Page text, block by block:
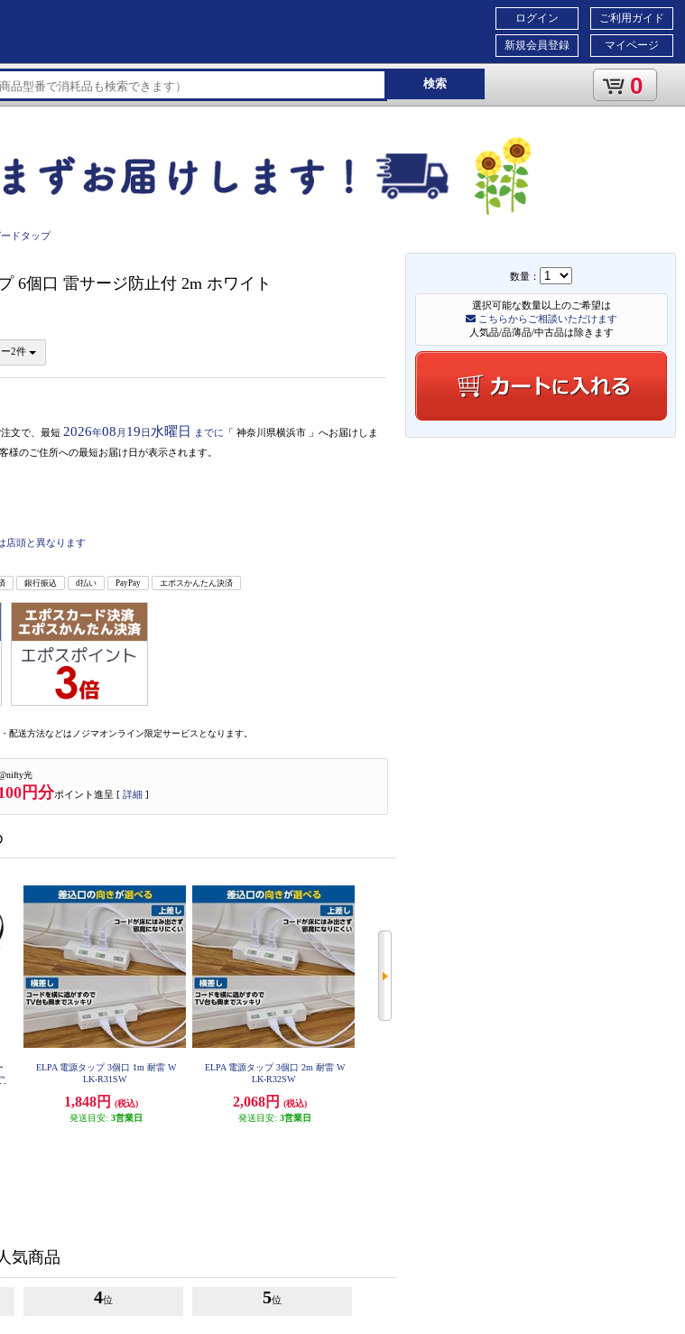
ご利用ガイド
マイページ
ログイン
新規会員登録
検索 0
ドタップ
数量：
選択可能な数量以上のご希望は
こちらからご相談いただけます
人気品/品薄品/中古品は除きます
6個口 雷サージ防止付 2m ホワイト
2件
文で、最短 2026年08 月 19日 水曜日 までに 「 神奈川県横浜市 」 へお届けしま
様のご住所への最短お届け日が表示されます。
店頭と異なります
銀行振込 d払い PayPay エポスかんたん決済
配送方法などはノジマオンライン限定サービスとなります。
光
円分ポイント進呈 [ 詳細 ]
ELPA 電源タップ 3個口 1m 耐雷 W
LK-R31SW
1,848円
(税込)
発送目安: 3営業日
ELPA 電源タップ 3個口 2m 耐雷 W
LK-R32SW
2,068円
(税込)
発送目安: 3営業日
気商品
4位 5位